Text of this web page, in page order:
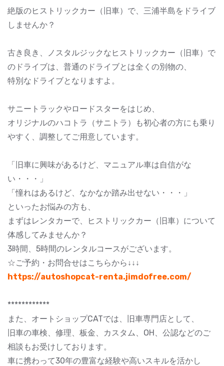
絶版のヒストリックカー（旧車）で、三浦半島をドライブ
しませんか？
古き良き、ノスタルジックなヒストリックカー（旧車）で
のドライブは、普通のドライブとは全くの別物の、
特別なドライブとなりますよ。
サニートラックやロードスターをはじめ、
オリジナルのハコトラ（サニトラ）も初心者の方にも乗り
やすく、調整してご用意しています。
「旧車に興味があるけど、マニュアル車は自信がな
い・・・」
「憧れはあるけど、なかなか踏み出せない・・・」
といったお悩みの方も、
まずはレンタカーで、ヒストリックカー（旧車）について
体感してみませんか？
3時間、5時間のレンタルコースがございます。
☆ご予約・お問合せはこちらから↓↓↓
https://autoshopcat-renta.jimdofree.com/
************
また、オートショップCATでは、旧車専門店として、
旧車の車検、修理、板金、カスタム、OH、公認などのご
相談もお受けしております。
車に携わって30年の豊富な経験や高いスキルを活かし